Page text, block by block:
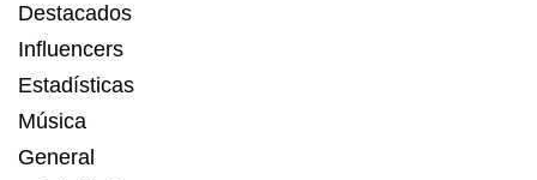
Destacados
Influencers
Estadísticas
Música
General